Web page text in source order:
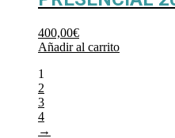
400,00€
Añadir al carrito
1
2
3
4
→